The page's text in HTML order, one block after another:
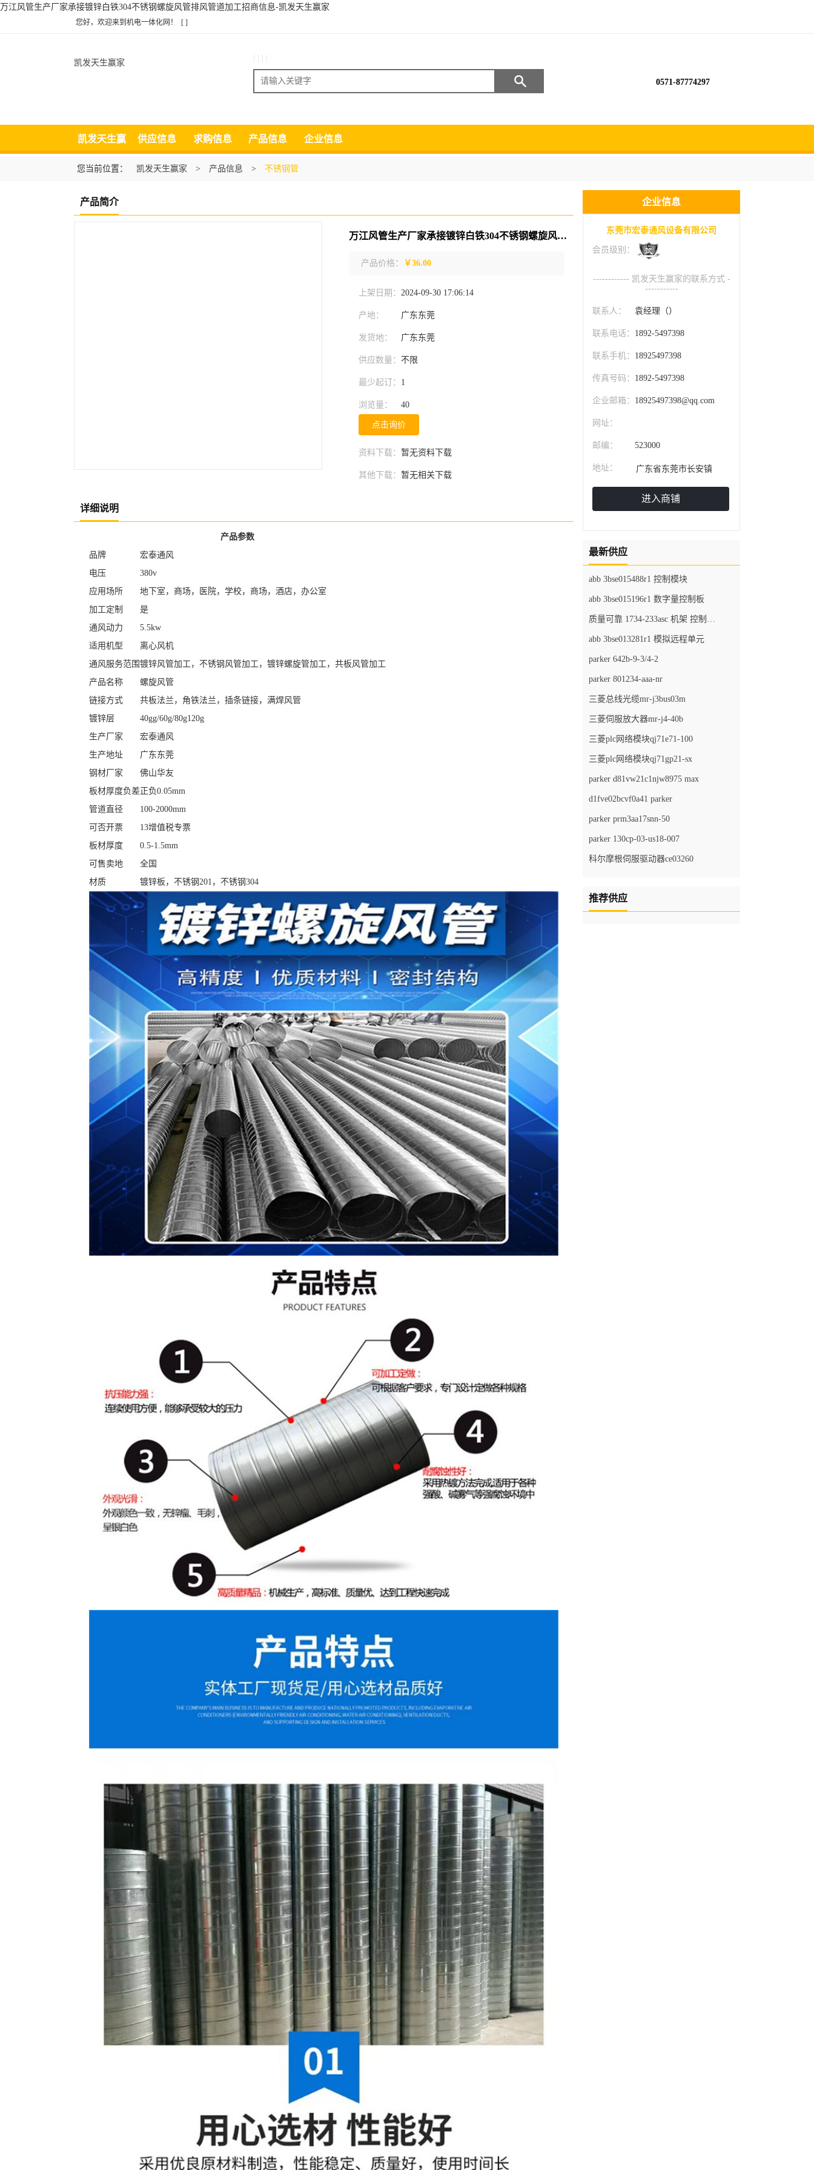
万江风管生产厂家承接镀锌白铁304不锈钢螺旋风管排风管道加工招商信息-凯发天生赢家
您好，欢迎来到机电一体化网！ [ ]
凯发天生赢家
搜索 0571-87774297
凯发天生赢
家
供应信息 求购信息 产品信息 企业信息
您当前位置： 凯发天生赢家 > 产品信息 > 不锈钢管
产品简介
万江风管生产厂家承接镀锌白铁304不锈钢螺旋风管排风管道加工
产品价格： ￥36.00
上架日期： 2024-09-30 17:06:14
产地： 广东东莞
发货地： 广东东莞
供应数量： 不限
最少起订： 1
浏览量： 40
点击询价
资料下载： 暂无资料下载
其他下载： 暂无相关下载
详细说明
产品参数
品牌
宏泰通风
电压
380v
应用场所
地下室，商场，医院，学校，商场，酒店，办公室
加工定制
是
通风动力
5.5kw
适用机型
离心风机
通风服务范围 镀锌风管加工，不锈钢风管加工，镀锌螺旋管加工，共板风管加工
产品名称
螺旋风管
链接方式
共板法兰，角铁法兰，插条链接，满焊风管
镀锌层
40gg/60g/80g120g
生产厂家
宏泰通风
生产地址
广东东莞
钢材厂家
佛山华友
板材厚度负差正负0.05mm
管道直径
100-2000mm
可否开票
13增值税专票
板材厚度
0.5-1.5mm
可售卖地
全国
材质
镀锌板，不锈钢201，不锈钢304
企业信息
东莞市宏泰通风设备有限公司
会员级别：
------------ 凯发天生赢家的联系方式 -
-----------
联系人： 袁经理（）
联系电话： 1892-5497398
联系手机： 18925497398
传真号码： 1892-5497398
企业邮箱： 18925497398@qq.com
网址：
邮编： 523000
地址： 广东省东莞市长安镇
进入商铺
最新供应
abb 3bse015488r1 控制模块
abb 3bse015196r1 数字量控制板
质量可靠 1734-233asc 机架 控制器模块
abb 3bse013281r1 模拟远程单元
parker 642b-9-3/4-2
parker 801234-aaa-nr
三菱总线光缆mr-j3bus03m
三菱伺服放大器mr-j4-40b
三菱plc网络模块qj71e71-100
三菱plc网络模块qj71gp21-sx
parker d81vw21c1njw8975 max
d1fve02bcvf0a41 parker
parker prm3aa17snn-50
parker 130cp-03-us18-007
科尔摩根伺服驱动器ce03260
推荐供应